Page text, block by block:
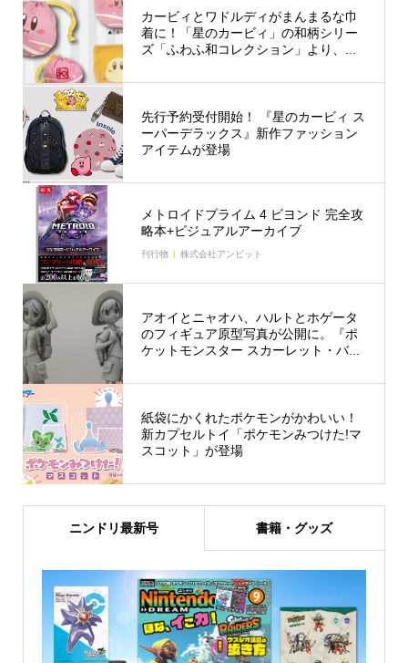
カービィとワドルディがまんまるな巾
着に！「星のカービィ」の和柄シリー
ズ「ふわふ和コレクション」より、...
先行予約受付開始！ 『星のカービィ ス
ーパーデラックス』新作ファッション
アイテムが登場
メトロイドプライム 4 ビヨンド 完全攻
略本+ビジュアルアーカイブ
刊行物 株式会社アンビット
アオイとニャオハ、ハルトとホゲータ
のフィギュア原型写真が公開に。『ポ
ケットモンスター スカーレット・バ...
紙袋にかくれたポケモンがかわいい！
新カプセルトイ「ポケモンみつけた!マ
スコット」が登場
ニンドリ最新号 書籍・グッズ